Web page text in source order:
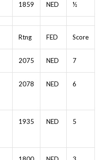
1859 NED ½
Rtng FED Score
2075 NED 7
2078 NED 6
1935 NED 5